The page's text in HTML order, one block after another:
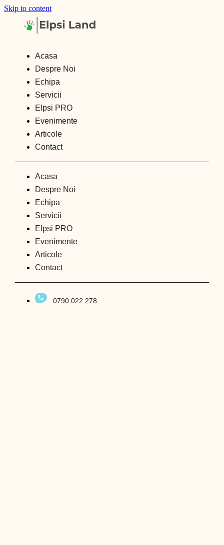
Skip to content
Acasa
Despre Noi
Echipa
Servicii
Elpsi PRO
Evenimente
Articole
Contact
Acasa
Despre Noi
Echipa
Servicii
Elpsi PRO
Evenimente
Articole
Contact
0790 022 278